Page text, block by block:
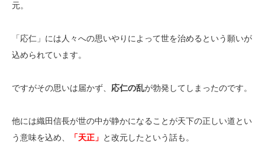
元。
「応仁」には人々への思いやりによって世を治めるという願いが
込められています。
ですがその思いは届かず、 応仁の乱が勃発してしまったのです。
他には織田信長が世の中が静かになることが天下の正しい道とい
う意味を込め、
「天正」 と改元したという話も。